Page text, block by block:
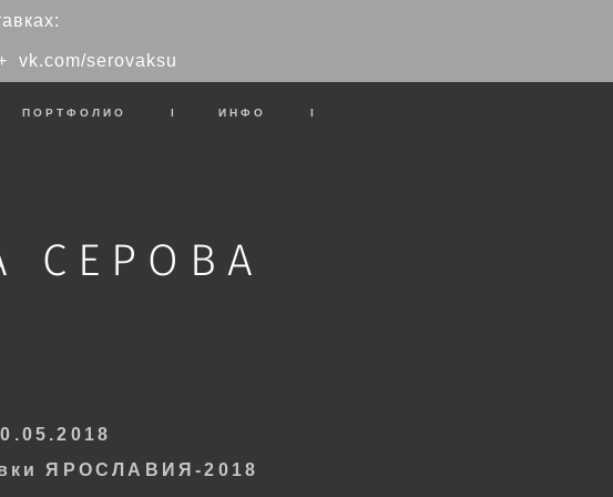
vk.com/serovaksu
ПОРТФОЛИО I ИНФО I
СЕРОВА
ЯРОСЛАВИЯ-2018